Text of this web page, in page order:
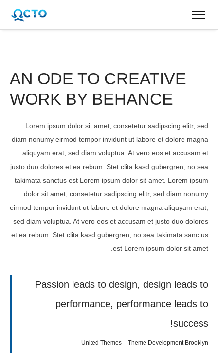
AN ODE TO CREATIVE
WORK BY BEHANCE
Lorem ipsum dolor sit amet, consetetur sadipscing elitr, sed
diam nonumy eirmod tempor invidunt ut labore et dolore magna
aliquyam erat, sed diam voluptua. At vero eos et accusam et
justo duo dolores et ea rebum. Stet clita kasd gubergren, no sea
takimata sanctus est Lorem ipsum dolor sit amet. Lorem ipsum
dolor sit amet, consetetur sadipscing elitr, sed diam nonumy
eirmod tempor invidunt ut labore et dolore magna aliquyam erat,
sed diam voluptua. At vero eos et accusam et justo duo dolores
et ea rebum. Stet clita kasd gubergren, no sea takimata sanctus
est Lorem ipsum dolor sit amet.
Passion leads to design, design leads to
performance, performance leads to
success!
United Themes – Theme Development Brooklyn